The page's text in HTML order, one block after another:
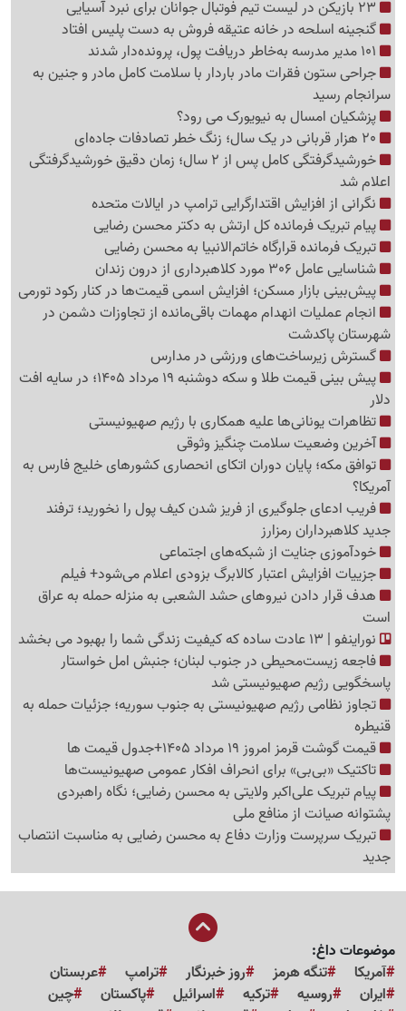
گنجینه اسلحه در خانه عتیقه فروش به دست پلیس افتاد
جراحی ستون فقرات مادر باردار با سلامت کامل مادر و جنین به
سرانجام رسید
پزشکیان امسال به نیویورک می رود؟
خورشیدگرفتگی کامل پس از 2 سال؛ زمان دقیق خورشیدگرفتگی
اعلام شد
نگرانی از افزایش اقتدارگرایی ترامپ در ایالات متحده
پیام تبریک فرمانده کل ارتش به دکتر محسن رضایی
تبریک فرمانده قرارگاه خاتم‌الانبیا به محسن رضایی
شناسایی عامل 306 مورد کلاهبرداری از درون زندان
پیش‌بینی بازار مسکن؛ افزایش اسمی قیمت‌ها در کنار رکود تورمی
انجام عملیات انهدام مهمات باقی‌مانده از تجاوزات دشمن در
شهرستان پاکدشت
گسترش زیرساخت‌های ورزشی در مدارس
پیش بینی قیمت طلا و سکه دوشنبه 19 مرداد 1405؛ در سایه افت
دلار
تظاهرات یونانی‌ها علیه همکاری با رژیم صهیونیستی
آخرین وضعیت سلامت چنگیز وثوقی
توافق مکه؛ پایان دوران اتکای انحصاری کشورهای خلیج فارس به
آمریکا؟
فریب ادعای جلوگیری از فریز شدن کیف پول را نخورید؛ ترفند
جدید کلاهبرداران رمزارز
خودآموزی جنایت از شبکه‌های اجتماعی
جزییات افزایش اعتبار کالابرگ بزودی اعلام می‌شود+ فیلم
هدف قرار دادن نیروهای حشد الشعبی به منزله حمله به عراق
است
نوراینفو | 13 عادت ساده که کیفیت زندگی شما را بهبود می بخشد
فاجعه زیست‌محیطی در جنوب لبنان؛ جنبش امل خواستار
پاسخگویی رژیم صهیونیستی شد
تجاوز نظامی رژیم صهیونیستی به جنوب سوریه؛ جزئیات حمله به
قنیطره
قیمت گوشت قرمز امروز 19 مرداد 1405+جدول قیمت ها
تاکتیک «بی‌بی» برای انحراف افکار عمومی صهیونیست‌ها
پیام تبریک علی‌اکبر ولایتی به محسن رضایی؛ نگاه راهبردی
پشتوانه صیانت از منافع ملی
تبریک سرپرست وزارت دفاع به محسن رضایی به مناسبت انتصاب
جدید
موضوعات داغ:
آمریکا
تنگه هرمز روز خبرنگار ترامپ
عربستان
ایران
روسیه ترکیه اسرائیل پاکستان
چین